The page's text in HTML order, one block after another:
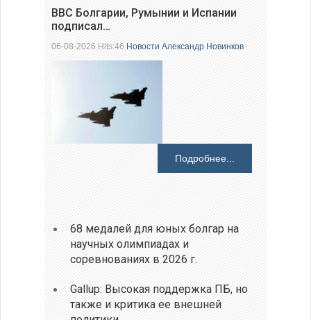
ВВС Болгарии, Румынии и Испании
подписал…
06-08-2026 Hits:46Новости Александр Новинков
Подробнее...
68 медалей для юных болгар на
научных олимпиадах и
соревнованиях в 2026 г.
Gallup: Высокая поддержка ПБ, но
также и критика ее внешней